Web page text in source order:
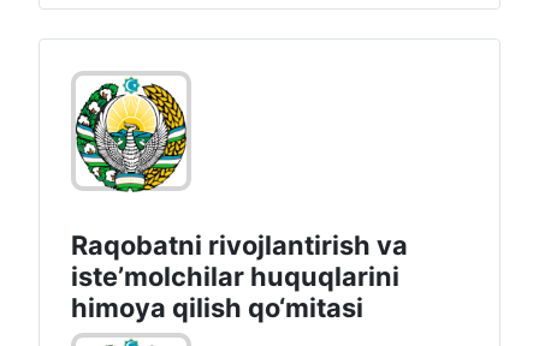
Raqobatni rivojlantirish va
isteʼmolchilar huquqlarini
himoya qilish qo‘mitasi